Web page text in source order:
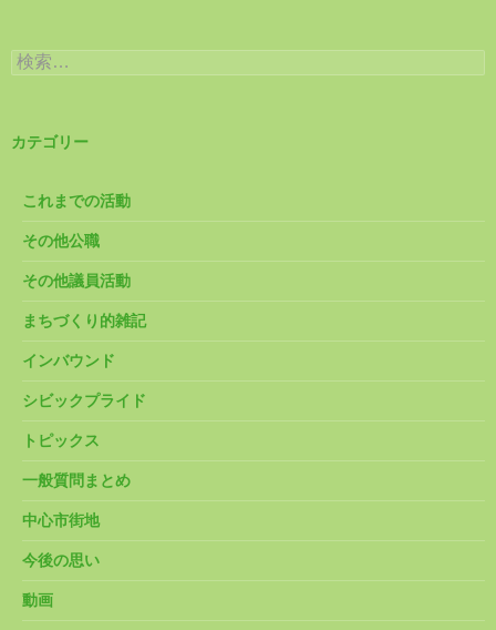
検
索:
カテゴリー
これまでの活動
その他公職
その他議員活動
まちづくり的雑記
インバウンド
シビックプライド
トピックス
一般質問まとめ
中心市街地
今後の思い
動画